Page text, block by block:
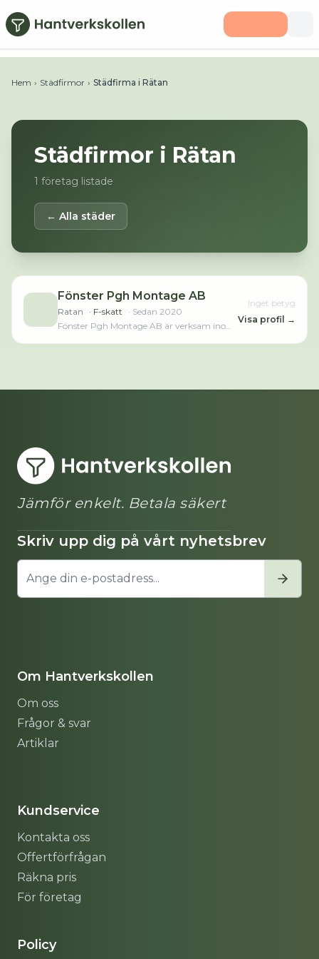
Hoppa till huvudinnehåll
Hem › Städfirmor › Städfirma i Rätan
Städfirmor i Rätan
1 företag listade
← Alla städer
Fönster Pgh Montage AB
Ratan · F-skatt · Sedan 2020
Fönster Pgh Montage AB är verksam inom
Inget betyg
Visa profil →
Jämför enkelt. Betala säkert
Skriv upp dig på vårt nyhetsbrev
Om Hantverkskollen
Om oss
Frågor & svar
Artiklar
Kundservice
Kontakta oss
Offertförfrågan
Räkna pris
För företag
Policy